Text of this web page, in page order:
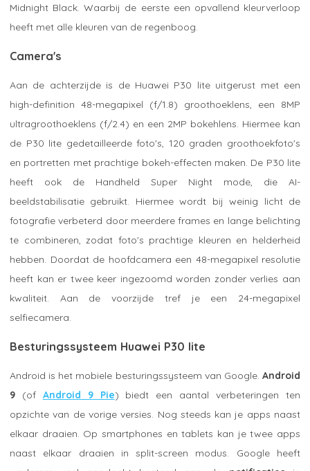
Midnight Black. Waarbij de eerste een opvallend kleurverloop
heeft met alle kleuren van de regenboog.
Camera's
Aan de achterzijde is de Huawei P30 lite uitgerust met een
high-definition 48-megapixel (f/1.8) groothoeklens, een 8MP
ultragroothoeklens (f/2.4) en een 2MP bokehlens. Hiermee kan
de P30 lite gedetailleerde foto's, 120 graden groothoekfoto's
en portretten met prachtige bokeh-effecten maken. De P30 lite
heeft ook de Handheld Super Night mode, die AI-
beeldstabilisatie gebruikt. Hiermee wordt bij weinig licht de
fotografie verbeterd door meerdere frames en lange belichting
te combineren, zodat foto's prachtige kleuren en helderheid
hebben. Doordat de hoofdcamera een 48-megapixel resolutie
heeft kan er twee keer ingezoomd worden zonder verlies aan
kwaliteit. Aan de voorzijde tref je een 24-megapixel
selfiecamera.
Besturingssysteem Huawei P30 lite
Android is het mobiele besturingssysteem van Google. Android
9 (of Android 9 Pie) biedt een aantal verbeteringen ten
opzichte van de vorige versies. Nog steeds kan je apps naast
elkaar draaien. Op smartphones en tablets kan je twee apps
naast elkaar draaien in split-screen modus. Google heeft